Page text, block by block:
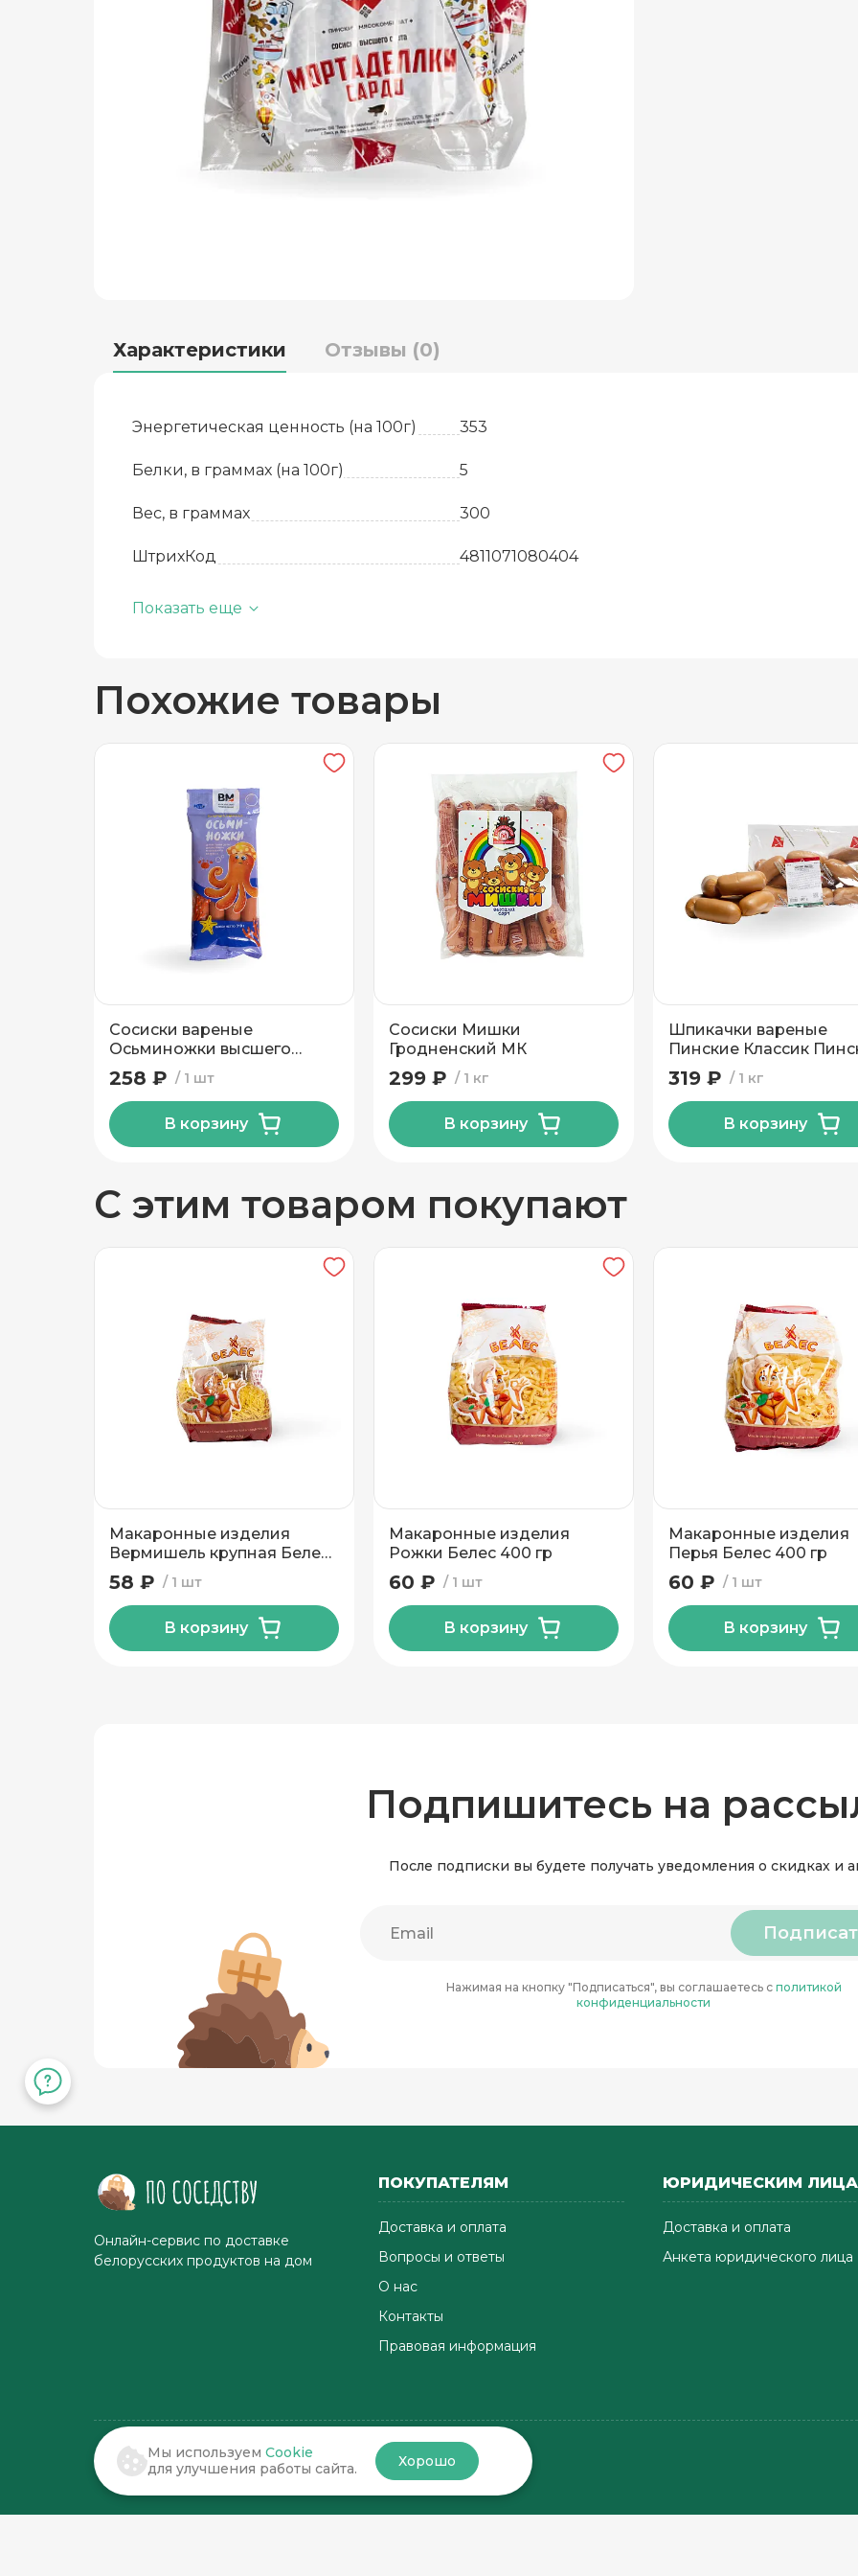
Характеристики Отзывы (0)
Энергетическая ценность (на 100г) 353
Белки, в граммах (на 100г) 5
Вес, в граммах 300
ШтрихКод 4811071080404
Базовая единица
Температура хранения от +2 до +6
ОАО Пинский мясокомбинат
Вид упаковки Газовая среда
Показать еще
Похожие товары
Сосиски вареные
Осьминожки высшего
сорта Волковысский МК 310
гр
1 шт
258 ₽
В корзину
Сосиски Мишки
Гродненский МК
1 кг
299 ₽
В корзину
Шпикачки вареные
Пинские Классик
МК
1 кг
319 ₽
В корзину
С этим товаром покупают
Макаронные изделия
Вермишель крупная Белес
400 гр
1 шт
58 ₽
В корзину
Макаронные изделия
Рожки Белес 400 гр
1 шт
60 ₽
В корзину
Макаронные изделия
Перья Белес 400 гр
1 шт
60 ₽
В корзину
Подпишитесь на
После подписки вы будете получать уведомления о скидках и
Нажимая на кнопку "Подписаться", вы соглашаетесь с политикой
конфиденциальности
Онлайн-сервис по доставке
белорусских продуктов на дом
ПОКУПАТЕЛЯМ
Доставка и оплата
Вопросы и ответы
О нас
Контакты
Правовая информация
ЮРИДИЧЕСКИМ
Доставка и оплата
Анкета юридического лица
© 2022-2026 . По соседству
Мы используем Cookie
для улучшения работы сайта.
Хорошо
Доставка Самовывоз
Частный дом
Подъезд
Добавить новый адрес